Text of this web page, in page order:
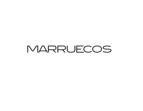
MARRUECOS